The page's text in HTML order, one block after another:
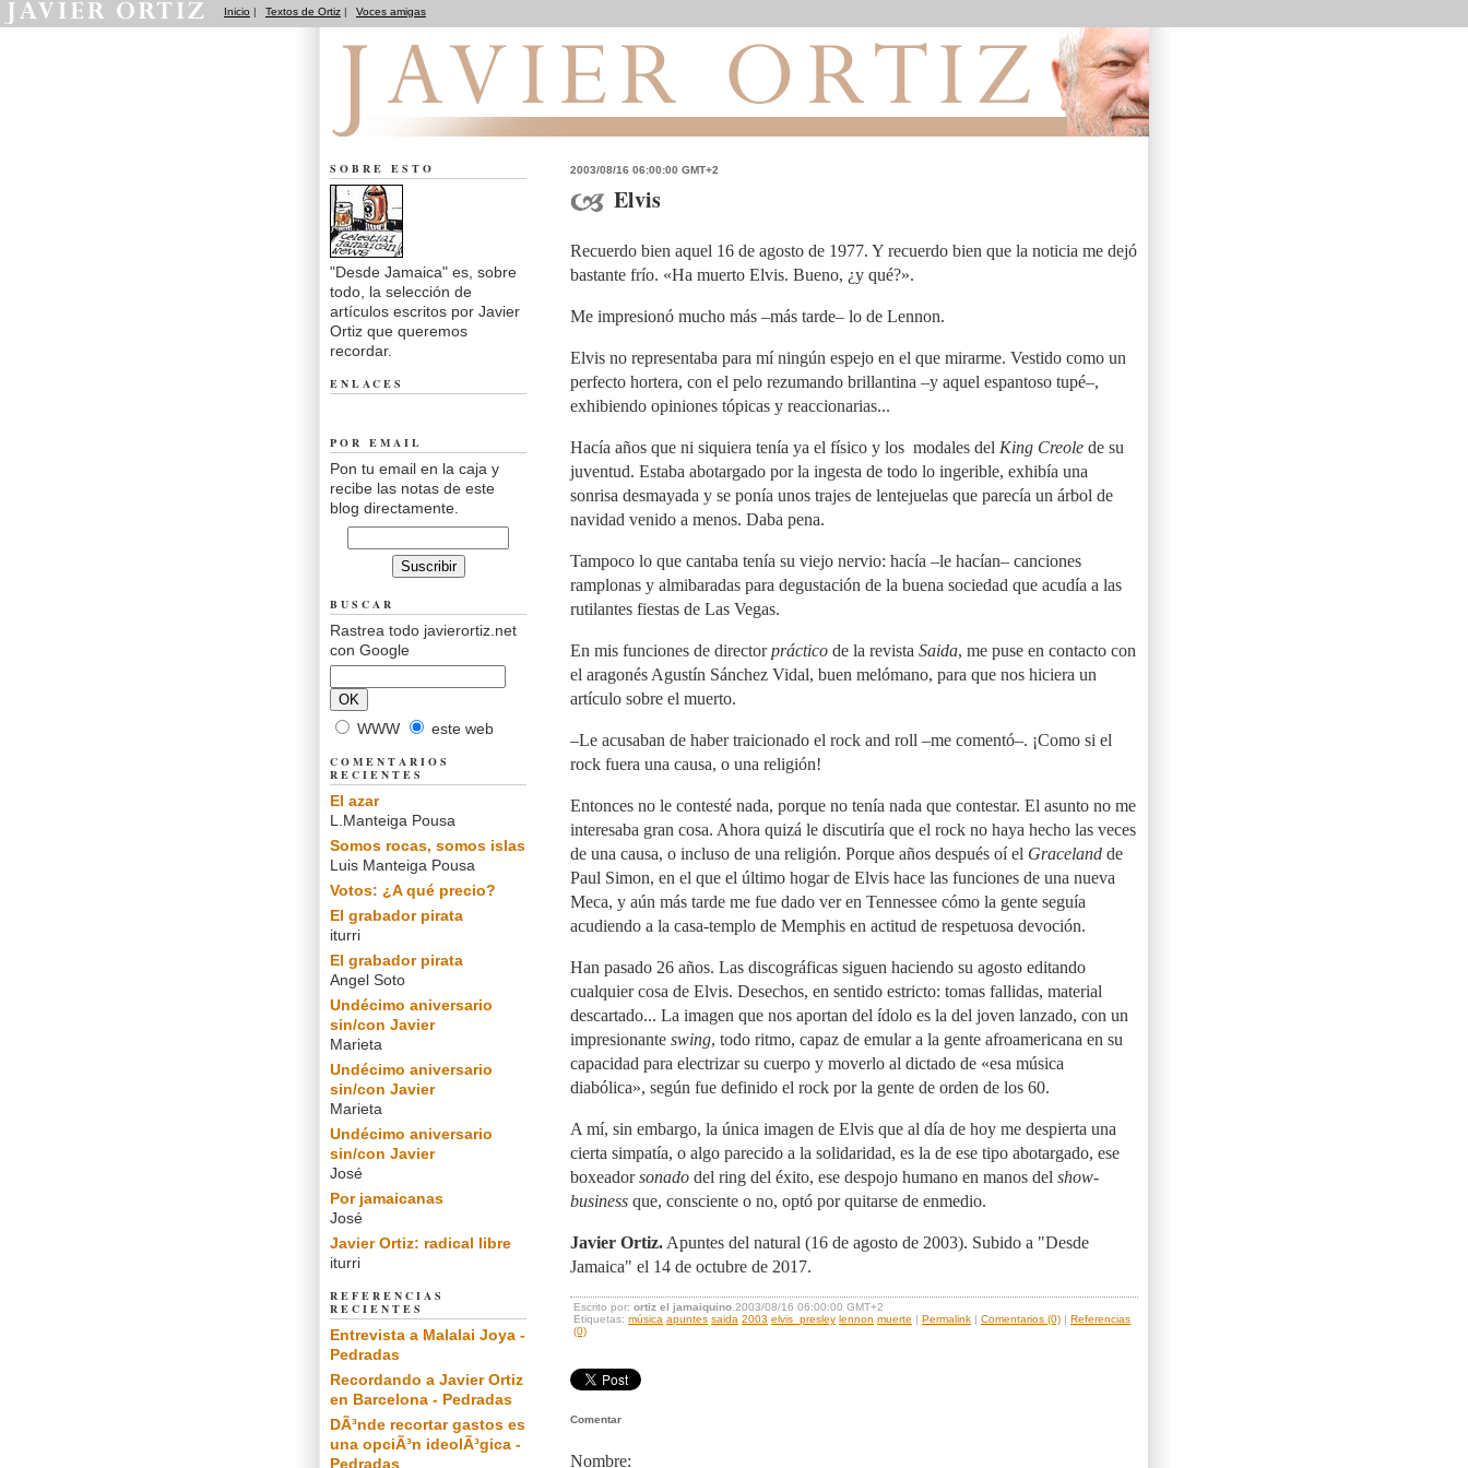
Inicio | Textos de Ortiz | Voces amigas
2003/08/16 06:00:00 GMT+2
Elvis
Recuerdo bien aquel 16 de agosto de 1977. Y recuerdo bien que la noticia me dejó
bastante frío. «Ha muerto Elvis. Bueno, ¿y qué?».
Me impresionó mucho más –más tarde– lo de Lennon.
Elvis no representaba para mí ningún espejo en el que mirarme. Vestido como un
perfecto hortera, con el pelo rezumando brillantina –y aquel espantoso tupé–,
exhibiendo opiniones tópicas y reaccionarias...
Hacía años que ni siquiera tenía ya el físico y los modales del King Creole de su
juventud. Estaba abotargado por la ingesta de todo lo ingerible, exhibía una
sonrisa desmayada y se ponía unos trajes de lentejuelas que parecía un árbol de
navidad venido a menos. Daba pena.
Tampoco lo que cantaba tenía su viejo nervio: hacía –le hacían– canciones
ramplonas y almibaradas para degustación de la buena sociedad que acudía a las
rutilantes fiestas de Las Vegas.
En mis funciones de directorpráctico de la revista Saida, me puse en contacto con
el aragonés Agustín Sánchez Vidal, buen melómano, para que nos hiciera un
artículo sobre el muerto.
–Le acusaban de haber traicionado el rock and roll –me comentó–. ¡Como si el
rock fuera una causa, o una religión!
Entonces no le contesté nada, porque no tenía nada que contestar. El asunto no me
interesaba gran cosa. Ahora quizá le discutiría que el rock no haya hecho las veces
de una causa, o incluso de una religión. Porque años después oí el Graceland de
Paul Simon, en el que el último hogar de Elvis hace las funciones de una nueva
Meca, y aún más tarde me fue dado ver en Tennessee cómo la gente seguía
acudiendo a la casa-templo de Memphis en actitud de respetuosa devoción.
Han pasado 26 años. Las discográficas siguen haciendo su agosto editando
cualquier cosa de Elvis. Desechos, en sentido estricto: tomas fallidas, material
descartado... La imagen que nos aportan del ídolo es la del joven lanzado, con un
impresionante swing, todo ritmo, capaz de emular a la gente afroamericana en su
capacidad para electrizar su cuerpo y moverlo al dictado de «esa música
diabólica», según fue definido el rock por la gente de orden de los 60.
A mí, sin embargo, la única imagen de Elvis que al día de hoy me despierta una
cierta simpatía, o algo parecido a la solidaridad, es la de ese tipo abotargado, ese
boxeadorsonado del ring del éxito, ese despojo humano en manos del show-
business que, consciente o no, optó por quitarse de enmedio.
Javier Ortiz. Apuntes del natural (16 de agosto de 2003). Subido a "Desde
Jamaica" el 14 de octubre de 2017.
Escrito por: ortiz el jamaiquino .2003/08/16 06:00:00 GMT+2
Etiquetas: música apuntes saida 2003 elvis_presley lennon muerte | Permalink | Comentarios (0) | Referencias
(0)
Comentar
Nombre:
SOBRE ESTO
"Desde Jamaica" es, sobre
todo, la selección de
artículos escritos por Javier
Ortiz que queremos
recordar.
ENLACES
POR EMAIL
Pon tu email en la caja y
recibe las notas de este
blog directamente.
BUSCAR
Rastrea todo javierortiz.net
con Google
WWW este web
COMENTARIOS
RECIENTES
El azar
L.Manteiga Pousa
Somos rocas, somos islas
Luis Manteiga Pousa
Votos: ¿A qué precio?
El grabador pirata
iturri
El grabador pirata
Angel Soto
Undécimo aniversario
sin/con Javier
Marieta
Undécimo aniversario
sin/con Javier
Marieta
Undécimo aniversario
sin/con Javier
José
Por jamaicanas
José
Javier Ortiz: radical libre
iturri
REFERENCIAS
RECIENTES
Entrevista a Malalai Joya -
Pedradas
Recordando a Javier Ortiz
en Barcelona - Pedradas
DÃ³nde recortar gastos es
una opciÃ³n ideolÃ³gica -
Pedradas